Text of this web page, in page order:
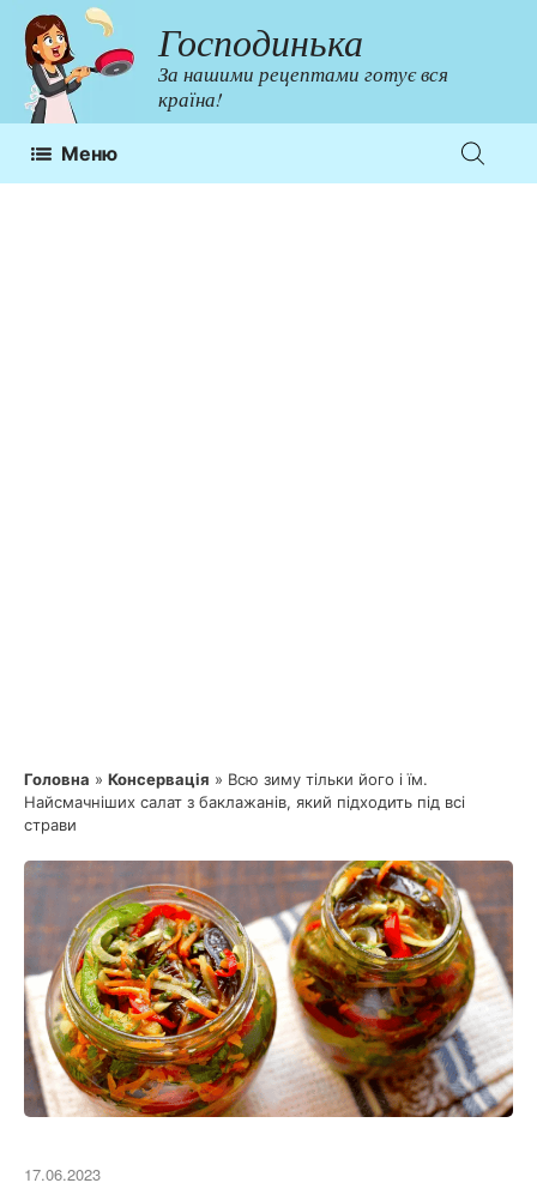
Перейти
до
контенту
Господинька
За нашими рецептами готує вся
країна!
Меню
Головна » Консервація » Всю зиму тільки його і їм.
Найсмачніших салат з баклажанів, який підходить під всі
страви
17.06.2023